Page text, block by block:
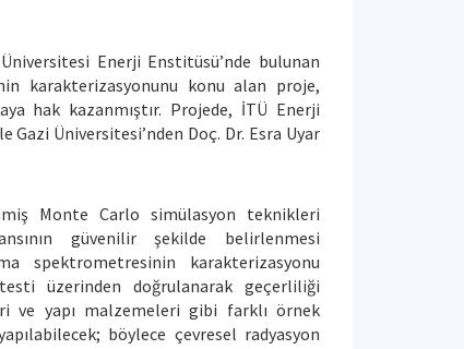
Enerji Enstitüsü’nde bulunan
karakterizasyonunu konu alan proje,
hak kazanmıştır. Projede, İTÜ Enerji
Gazi Üniversitesi’nden Doç. Dr. Esra Uyar
Monte Carlo simülasyon teknikleri
güvenilir şekilde belirlenmesi
spektrometresinin karakterizasyonu
üzerinden doğrulanarak geçerliliği
ve yapı malzemeleri gibi farklı örnek
böylece çevresel radyasyon